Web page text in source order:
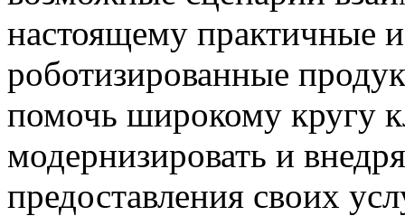
настоящему практичные
роботизированные
помочь широкому кругу
модернизировать и
предоставления своих